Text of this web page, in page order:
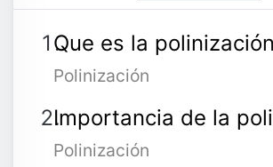
Que es la polinización
Polinización
Importancia de la
Polinización